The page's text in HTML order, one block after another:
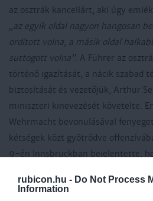
rubicon.hu - Do Not Process
Information
az osztrák kancellárt, aki úgy
„az egyik oldal nagyon hangosan
ordított volna, a másik oldal
suttogott volna”. A Führer az
történő igazítását, a nácik szabad
biztosítását és vezetőjük, Arthur
miniszteri kinevezését követelte.
Wehrmacht bevonulásával
kétségek közt gyötrődve
9-én Innsbruckban bejelentette,
független és szociális, keresztény
jelszó jegyében az állam